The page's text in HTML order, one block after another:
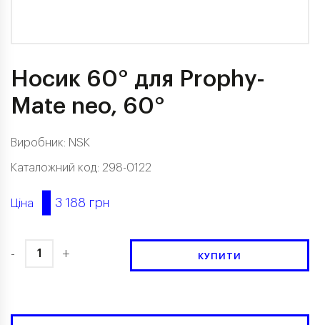
Носик 60° для Prophy-
Mate neo, 60°
Виробник: NSK
Каталожний код: 298-0122
Ціна 3 188 грн
- + КУПИТИ